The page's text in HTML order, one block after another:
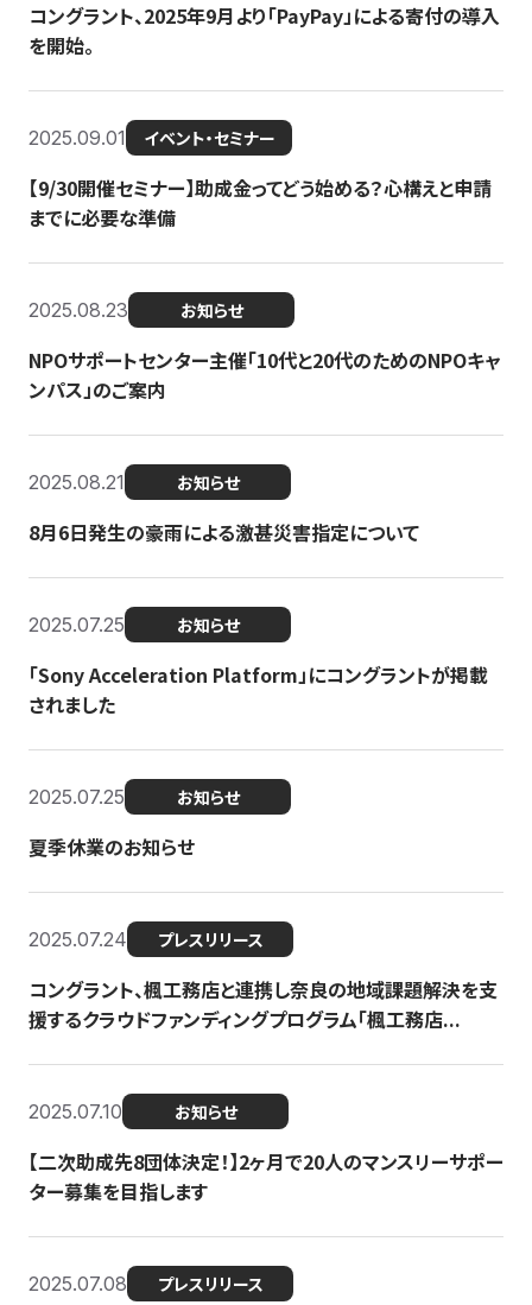
コングラント、2025年9月より「PayPay」による寄付の導入
を開始。
2025.09.01 イベント・セミナー
【9/30開催セミナー】助成金ってどう始める？心構えと申請
までに必要な準備
2025.08.23 お知らせ
NPOサポートセンター主催「10代と20代のためのNPOキャ
ンパス」のご案内
2025.08.21 お知らせ
8月6日発生の豪雨による激甚災害指定について
2025.07.25 お知らせ
「Sony Acceleration Platform」にコングラントが掲載
されました
2025.07.25 お知らせ
夏季休業のお知らせ
2025.07.24 プレスリリース
コングラント、楓工務店と連携し奈良の地域課題解決を支
援するクラウドファンディングプログラム「楓工務店...
2025.07.10 お知らせ
【二次助成先8団体決定！】2ヶ月で20人のマンスリーサポー
ター募集を目指します
2025.07.08 プレスリリース